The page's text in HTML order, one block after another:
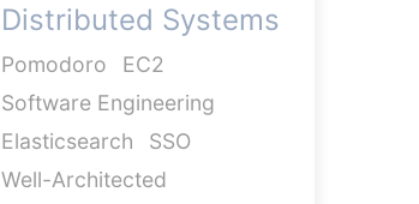
Distributed Systems
Pomodoro
EC2
Software Engineering
Elasticsearch
SSO
Well-Architected